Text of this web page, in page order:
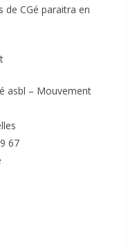
de CGé paraitra en
asbl – Mouvement
67